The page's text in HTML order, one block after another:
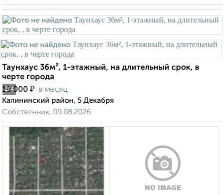
2/4
Таунхаус 36м², 1-этажный, на длительный срок, в
черте города
10 000 ₽ в месяц
Калининский район, 5 Декабря
Собственник, 09.08.2026